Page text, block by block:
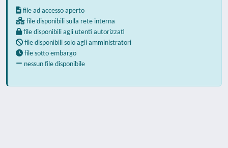
file ad accesso aperto
file disponibili sulla rete interna
file disponibili agli utenti autorizzati
file disponibili solo agli amministratori
file sotto embargo
nessun file disponibile